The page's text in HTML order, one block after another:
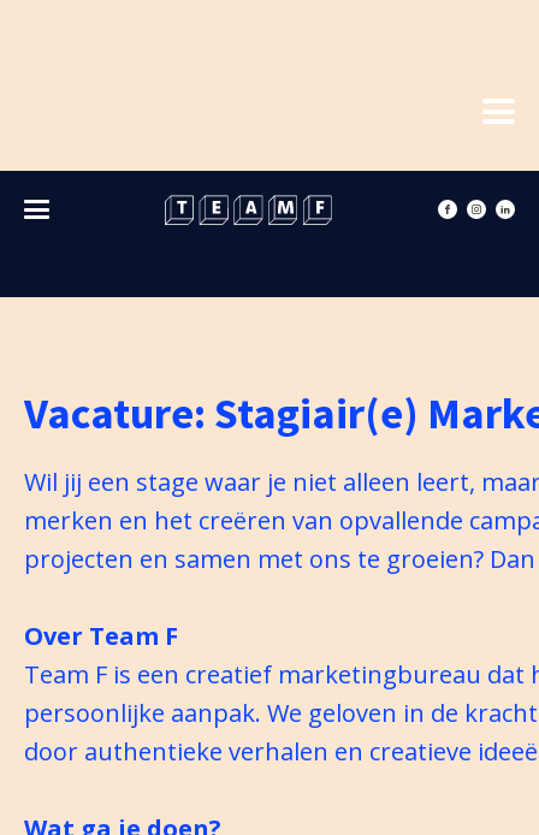
Vacature: Stagiair(e)
Wil jij een stage waar je niet alleen leert,
merken en het creëren van opvallende
projecten en samen met ons te groeien?
Over Team F
Team F is een creatief marketingbureau
persoonlijke aanpak. We geloven in de
door authentieke verhalen en creatieve
Wat ga je doen?